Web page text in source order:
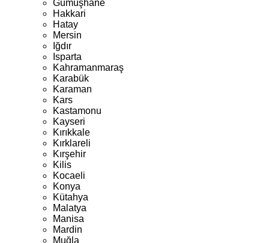
Gümüşhane
Hakkari
Hatay
Mersin
Iğdır
Isparta
Kahramanmaraş
Karabük
Karaman
Kars
Kastamonu
Kayseri
Kırıkkale
Kırklareli
Kırşehir
Kilis
Kocaeli
Konya
Kütahya
Malatya
Manisa
Mardin
Muğla